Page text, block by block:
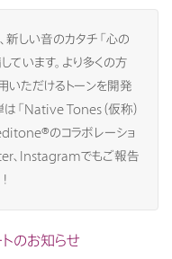
しい音のカタチ「心の
います。より多くの方
いただけるトーンを開発
は「Native Tones（仮称）
のコラボレーショ
、Instagramでもご報告
のお知らせ